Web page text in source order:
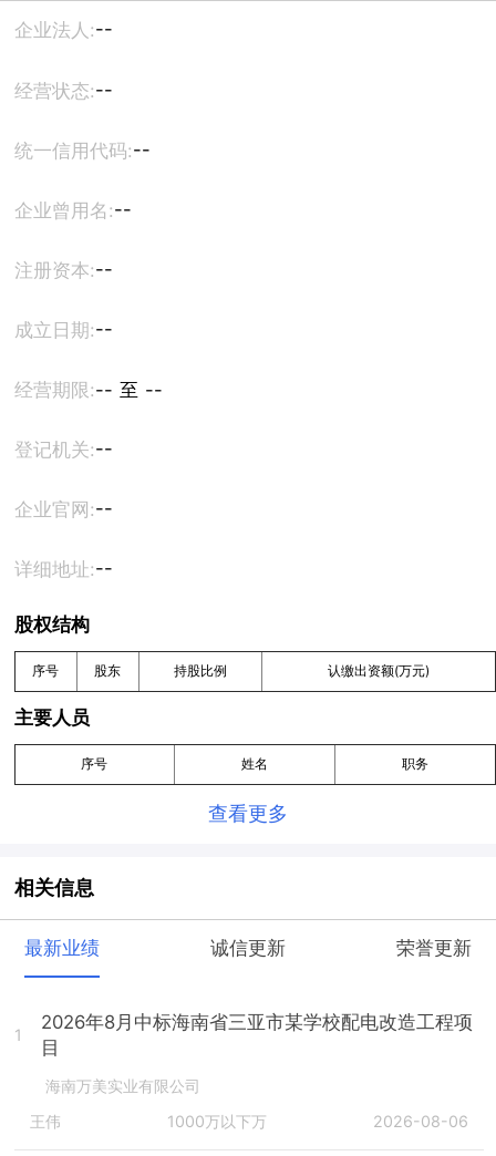
企业法人:--
经营状态:--
统一信用代码:--
企业曾用名:--
注册资本:--
成立日期:--
经营期限: -- 至 --
登记机关:--
企业官网:--
详细地址:--
股权结构
序号 股东 持股比例 认缴出资额(万元)
主要人员
序号 姓名 职务
查看更多
相关信息
最新业绩 诚信更新 荣誉更新
1
2026年8月中标海南省三亚市某学校配电改造工程项
目
海南万美实业有限公司
王伟
1000万以下万 2026-08-06